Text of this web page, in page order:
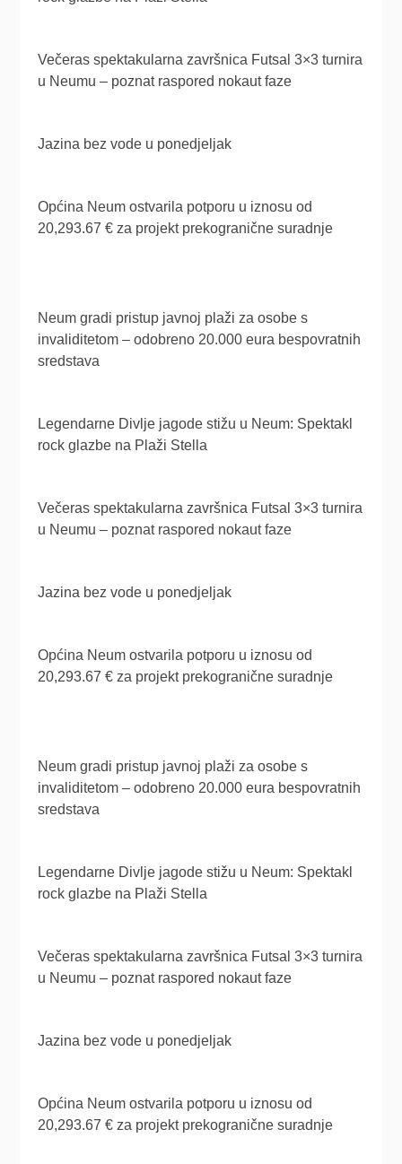
Večeras spektakularna završnica Futsal 3×3 turnira
u Neumu – poznat raspored nokaut faze
Jazina bez vode u ponedjeljak
Općina Neum ostvarila potporu u iznosu od
20,293.67 € za projekt prekogranične suradnje
Neum gradi pristup javnoj plaži za osobe s
invaliditetom – odobreno 20.000 eura bespovratnih
sredstava
Legendarne Divlje jagode stižu u Neum: Spektakl
rock glazbe na Plaži Stella
Večeras spektakularna završnica Futsal 3×3 turnira
u Neumu – poznat raspored nokaut faze
Jazina bez vode u ponedjeljak
Općina Neum ostvarila potporu u iznosu od
20,293.67 € za projekt prekogranične suradnje
Neum gradi pristup javnoj plaži za osobe s
invaliditetom – odobreno 20.000 eura bespovratnih
sredstava
Legendarne Divlje jagode stižu u Neum: Spektakl
rock glazbe na Plaži Stella
Večeras spektakularna završnica Futsal 3×3 turnira
u Neumu – poznat raspored nokaut faze
Jazina bez vode u ponedjeljak
Općina Neum ostvarila potporu u iznosu od
20,293.67 € za projekt prekogranične suradnje